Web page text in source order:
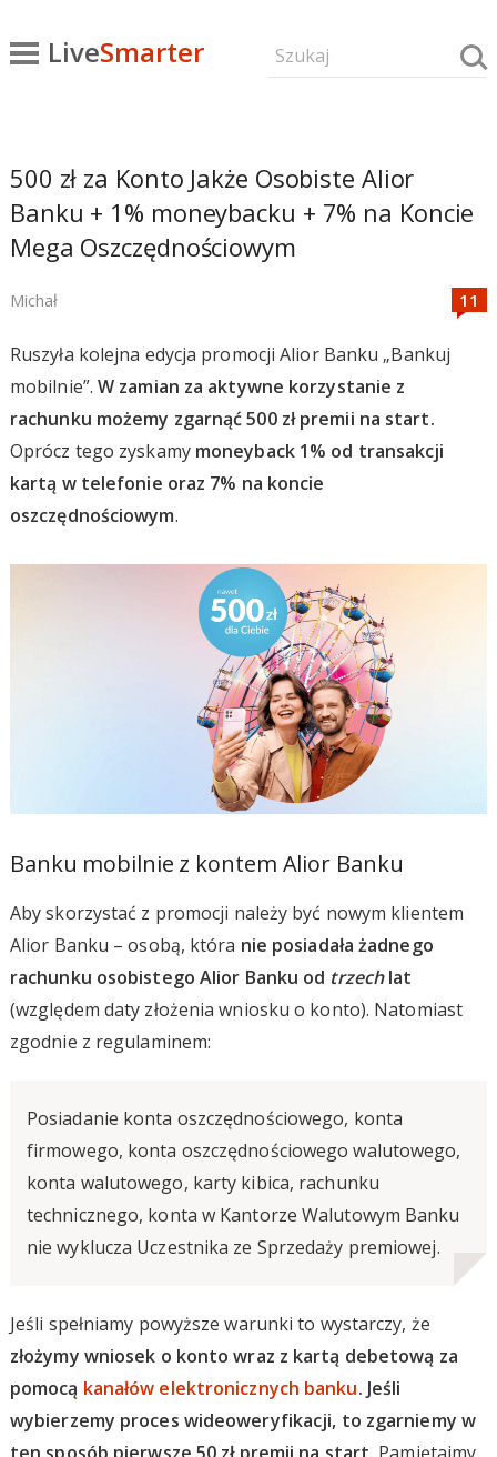
LiveSmarter
500 zł za Konto Jakże Osobiste Alior
Banku + 1% moneybacku + 7% na Koncie
Mega Oszczędnościowym
Michał
Ruszyła kolejna edycja promocji Alior Banku „Bankuj
mobilnie”.W zamian za aktywne korzystanie z
rachunku możemy zgarnąć 500 zł premii na start.
Oprócz tego zyskamy moneyback 1% od transakcji
kartą w telefonie oraz 7% na koncie
oszczędnościowym.
Banku mobilnie z kontem Alior Banku
Aby skorzystać z promocji należy być nowym klientem
Alior Banku – osobą, która nie posiadała żadnego
rachunku osobistego Alior Banku od trzechlat
(względem daty złożenia wniosku o konto). Natomiast
zgodnie z regulaminem:
Posiadanie konta oszczędnościowego, konta
firmowego, konta oszczędnościowego walutowego,
konta walutowego, karty kibica, rachunku
technicznego, konta w Kantorze Walutowym Banku
nie wyklucza Uczestnika ze Sprzedaży premiowej.
Jeśli spełniamy powyższe warunki to wystarczy, że
złożymy wniosek o konto wraz z kartą debetową za
pomocą kanałów elektronicznych banku. Jeśli
wybierzemy proces wideoweryfikacji, to zgarniemy w